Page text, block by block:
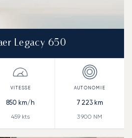
Legacy 650
850 km/h
459 kts
7 223km
3 900 NM